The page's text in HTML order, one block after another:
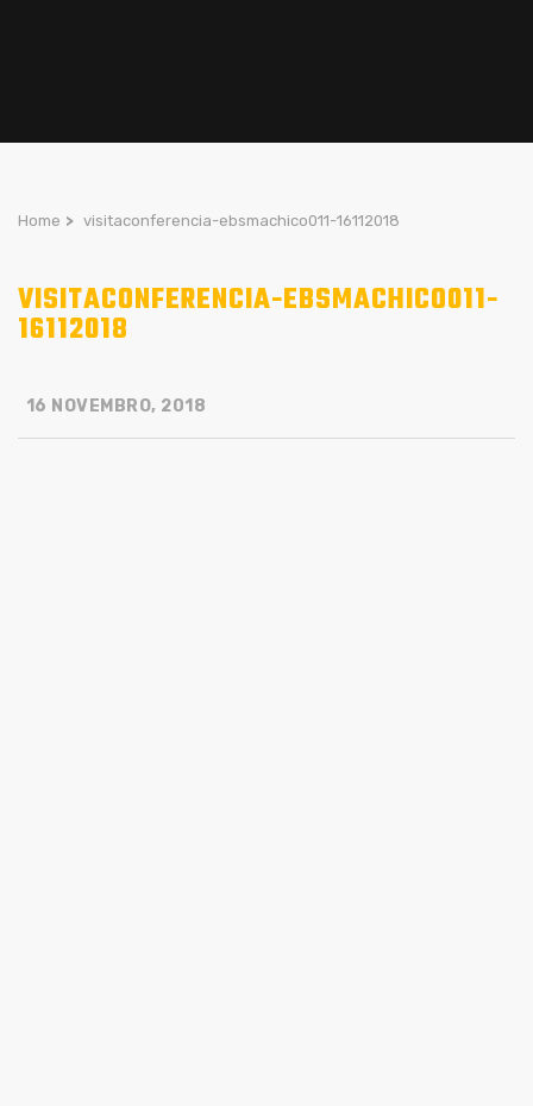
Home > visitaconferencia-ebsmachico011-16112018
VISITACONFERENCIA-EBSMACHICO011-
16112018
16 NOVEMBRO, 2018